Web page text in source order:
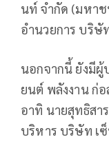
นท์ จำกัด (มหาช
อำนวยการ บริ
นอกจากนี้ ยังมีผู้
ยนต์ พลังงาน ก่
อาทิ นายสุทธิสา
บริหาร บริษัท เ